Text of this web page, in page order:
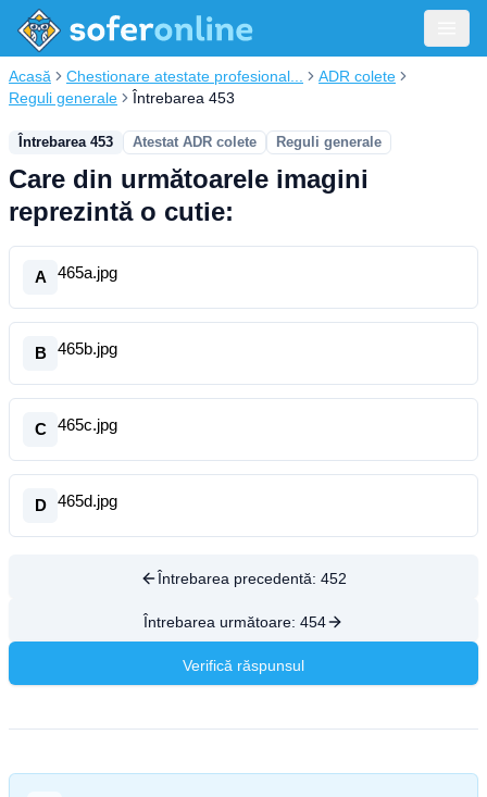
Acasă Chestionare atestate profesional...
ADR colete
Reguli generale
Întrebarea 453
Întrebarea 453 Atestat ADR colete Reguli generale
Care din următoarele imagini
reprezintă o cutie:
A 465a.jpg
B 465b.jpg
C 465c.jpg
D 465d.jpg
Întrebarea precedentă: 452
Întrebarea următoare: 454
Verifică răspunsul